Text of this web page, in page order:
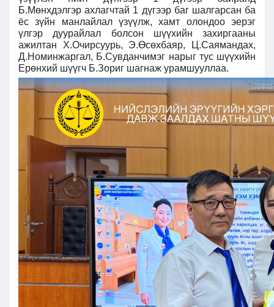
Б.Мөнхдэлгэр ахлагчтай 1 дүгээр баг шалгарсан ба
ёс зүйн манлайлал үзүүлж, хамт олондоо эерэг
үлгэр дуурайлал болсон шүүхийн захиргааны
ажилтан Х.Очирсуурь, Э.Өсөхбаяр, Ц.Саямандах,
Д.Номинжаргал, Б.Сувданчимэг нарыг тус шүүхийн
Ерөнхий шүүгч Б.Зориг шагнаж урамшууллаа.